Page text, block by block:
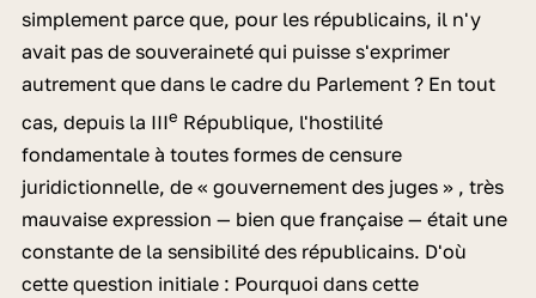
simplement parce que, pour les républicains, il n'y
avait pas de souveraineté qui puisse s'exprimer
autrement que dans le cadre du Parlement ? En tout
cas, depuis la IIIe République, l'hostilité
fondamentale à toutes formes de censure
juridictionnelle, de « gouvernement des juges » , très
mauvaise expression — bien que française — était une
constante de la sensibilité des républicains. D'où
cette question initiale : Pourquoi dans cette